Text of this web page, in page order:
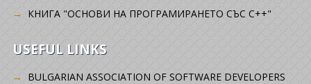
КНИГА "ОСНОВИ НА ПРОГРАМИРАНЕТО СЪС C++"
USEFUL LINKS
BULGARIAN ASSOCIATION OF SOFTWARE DEVELOPERS